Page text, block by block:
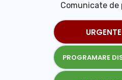
Comunicate de
PROGRAMARE